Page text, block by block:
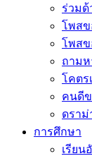
ร่วมด้
โพสข
โพสข
ถาม
โคตร
คนดี
ดราม่
การศึกษา
เรียน